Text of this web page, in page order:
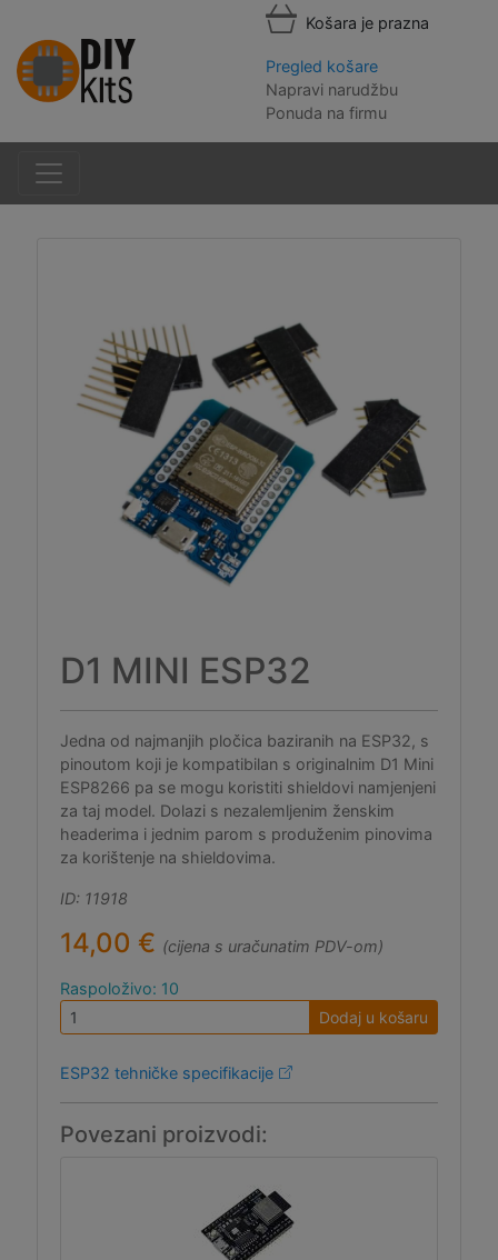
Košara je prazna
Pregled košare
Napravi narudžbu
Ponuda na firmu
D1 MINI ESP32
Jedna od najmanjih pločica baziranih na ESP32, s
pinoutom koji je kompatibilan s originalnim D1 Mini
ESP8266 pa se mogu koristiti shieldovi namjenjeni
za taj model. Dolazi s nezalemljenim ženskim
headerima i jednim parom s produženim pinovima
za korištenje na shieldovima.
ID: 11918
14,00 € (cijena s uračunatim PDV-om)
Raspoloživo: 10
Dodaj u košaru
ESP32 tehničke specifikacije
Povezani proizvodi: